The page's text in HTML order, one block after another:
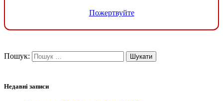
Пожертвуйте
Пошук:
Недавні записи